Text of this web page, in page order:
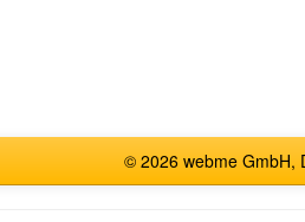
© 2026 webme GmbH,